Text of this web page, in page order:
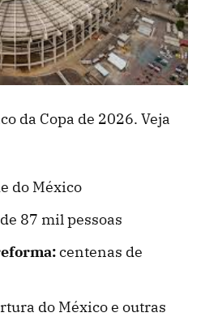
da Copa de 2026. Veja
do México
87 mil pessoas
centenas de
do México e outras